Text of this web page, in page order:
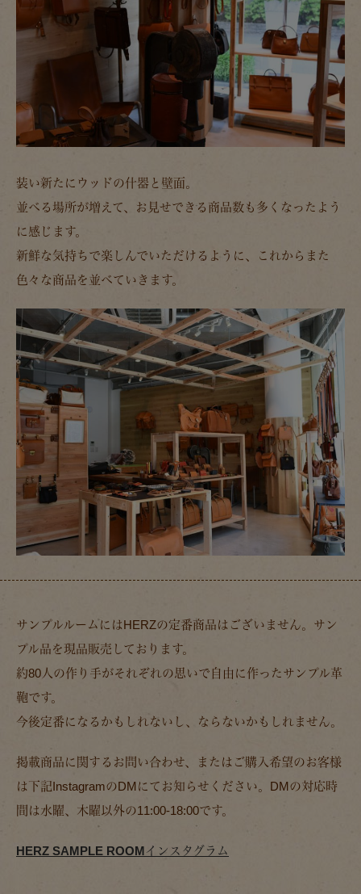
装い新たにウッドの什器と壁面。
並べる場所が増えて、お見せできる商品数も多くなったよう
に感じます。
新鮮な気持ちで楽しんでいただけるように、これからまた
色々な商品を並べていきます。
サンプルルームにはHERZの定番商品はございません。サン
プル品を現品販売しております。
約80人の作り手がそれぞれの思いで自由に作ったサンプル革
鞄です。
今後定番になるかもしれないし、ならないかもしれません。
掲載商品に関するお問い合わせ、またはご購入希望のお客様
は下記InstagramのDMにてお知らせください。DMの対応時
間は水曜、木曜以外の11:00-18:00です。
HERZ SAMPLE ROOMインスタグラム